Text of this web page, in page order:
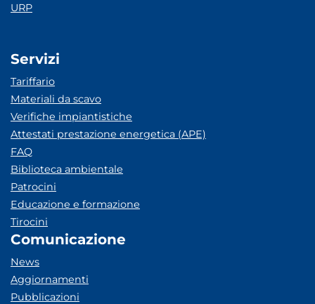
URP
Servizi
Tariffario
Materiali da scavo
Verifiche impiantistiche
Attestati prestazione energetica (APE)
FAQ
Biblioteca ambientale
Patrocini
Educazione e formazione
Tirocini
Comunicazione
News
Aggiornamenti
Pubblicazioni